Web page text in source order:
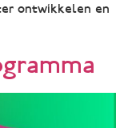
ontwikkelen en